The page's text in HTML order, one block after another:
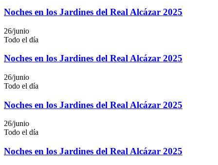
Noches en los Jardines del Real Alcázar 2025
26/junio
Todo el día
Noches en los Jardines del Real Alcázar 2025
26/junio
Todo el día
Noches en los Jardines del Real Alcázar 2025
26/junio
Todo el día
Noches en los Jardines del Real Alcázar 2025